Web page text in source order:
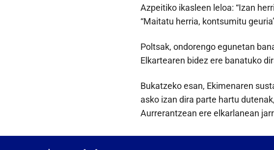
Azpeitiko ikasleen leloa: “Izan
“Maitatu herria, kontsumitu
Poltsak, ondorengo egunetan
Elkartearen bidez ere banatuko
Bukatzeko esan, Ekimenaren
asko izan dira parte hartu
Aurrerantzean ere elkarlanean